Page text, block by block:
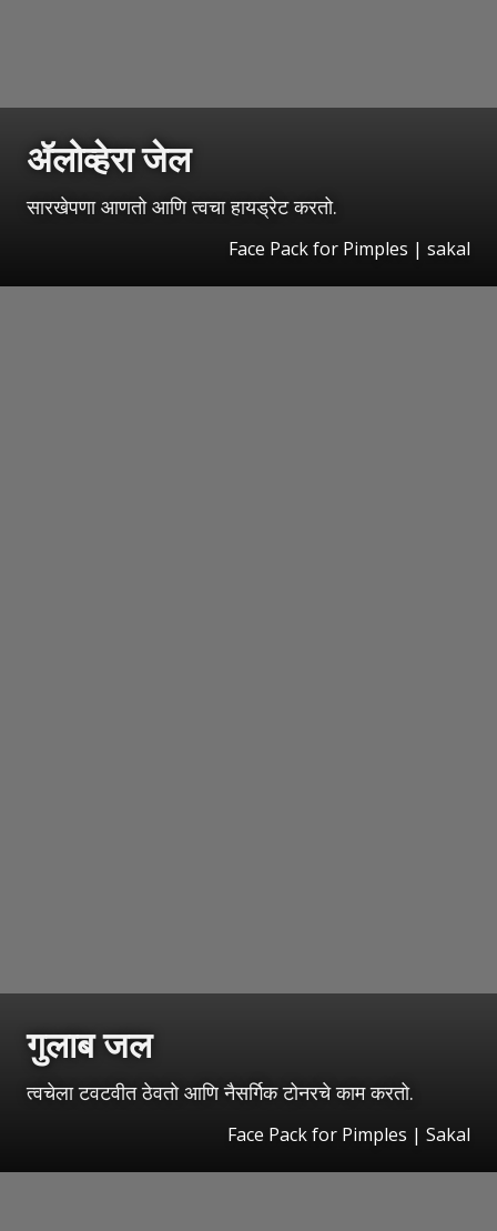
ॲलोव्हेरा जेल
सारखेपणा आणतो आणि त्वचा हायड्रेट करतो.
Face Pack for Pimples | sakal
गुलाब जल
त्वचेला टवटवीत ठेवतो आणि नैसर्गिक टोनरचे काम करतो.
Face Pack for Pimples | Sakal